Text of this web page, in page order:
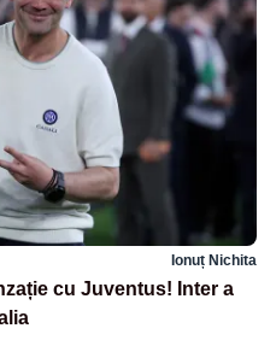
Ionuț Nichita
cu Juventus! Inter a